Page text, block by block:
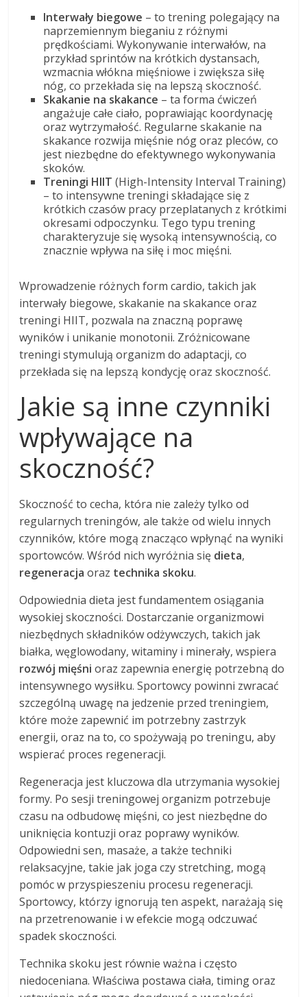
Interwały biegowe – to trening polegający na
naprzemiennym bieganiu z różnymi
prędkościami. Wykonywanie interwałów, na
przykład sprintów na krótkich dystansach,
wzmacnia włókna mięśniowe i zwiększa siłę
nóg, co przekłada się na lepszą skoczność.
Skakanie na skakance – ta forma ćwiczeń
angażuje całe ciało, poprawiając koordynację
oraz wytrzymałość. Regularne skakanie na
skakance rozwija mięśnie nóg oraz pleców, co
jest niezbędne do efektywnego wykonywania
skoków.
Treningi HIIT (High-Intensity Interval Training)
– to intensywne treningi składające się z
krótkich czasów pracy przeplatanych z krótkimi
okresami odpoczynku. Tego typu trening
charakteryzuje się wysoką intensywnością, co
znacznie wpływa na siłę i moc mięśni.
Wprowadzenie różnych form cardio, takich jak
interwały biegowe, skakanie na skakance oraz
treningi HIIT, pozwala na znaczną poprawę
wyników i unikanie monotonii. Zróżnicowane
treningi stymulują organizm do adaptacji, co
przekłada się na lepszą kondycję oraz skoczność.
Jakie są inne czynniki
wpływające na
skoczność?
Skoczność to cecha, która nie zależy tylko od
regularnych treningów, ale także od wielu innych
czynników, które mogą znacząco wpłynąć na wyniki
sportowców. Wśród nich wyróżnia się dieta,
regeneracja oraz technika skoku.
Odpowiednia dieta jest fundamentem osiągania
wysokiej skoczności. Dostarczanie organizmowi
niezbędnych składników odżywczych, takich jak
białka, węglowodany, witaminy i minerały, wspiera
rozwój mięśni oraz zapewnia energię potrzebną do
intensywnego wysiłku. Sportowcy powinni zwracać
szczególną uwagę na jedzenie przed treningiem,
które może zapewnić im potrzebny zastrzyk
energii, oraz na to, co spożywają po treningu, aby
wspierać proces regeneracji.
Regeneracja jest kluczowa dla utrzymania wysokiej
formy. Po sesji treningowej organizm potrzebuje
czasu na odbudowę mięśni, co jest niezbędne do
uniknięcia kontuzji oraz poprawy wyników.
Odpowiedni sen, masaże, a także techniki
relaksacyjne, takie jak joga czy stretching, mogą
pomóc w przyspieszeniu procesu regeneracji.
Sportowcy, którzy ignorują ten aspekt, narażają się
na przetrenowanie i w efekcie mogą odczuwać
spadek skoczności.
Technika skoku jest równie ważna i często
niedoceniana. Właściwa postawa ciała, timing oraz